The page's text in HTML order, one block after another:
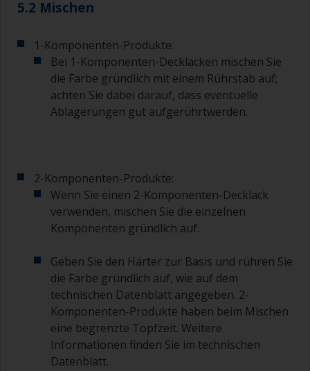
für den Decklack verwenden werden. Es können
sowohl Naturborsten als auch synthetische
Pinsel verwendet werden.
Um Pinselspuren zu reduzieren, halten Sie den
Pinsel in einem Winkel von 45 Grad zur
Verdünner in einen geeigneten Behälter, so dass
Sie ihn reinigen können, wenn die Farbe im
Pinsel anfängt anzuhärten.
Weitere nützliche Tipps:
Wenn beim Auftragen der Farbe Läufer
auftreten, dann ist die Farbe zu stark verdünnt
oder Sie tragen zu viel auf.
Vermeiden Sie es, Farbe direkt aus der Dose zu
verwenden, da dies zu Verunreinigungen und
vorzeitiger Alterung der Farbe durch
Lösungsmittelverdampfung führen kann. Geben
5.2 Mischen
1-Komponenten-Produkte:
Bei 1-Komponenten-Decklacken mischen Sie
die Farbe gründlich mit einem Rührstab auf;
achten Sie dabei darauf, dass eventuelle
Ablagerungen gut aufgerührtwerden.
2-Komponenten-Produkte:
Wenn Sie einen 2-Komponenten-Decklack
verwenden, mischen Sie die einzelnen
Komponenten gründlich auf.
Geben Sie den Härter zur Basis und rühren Sie
die Farbe gründlich auf, wie auf dem
technischen Datenblatt angegeben. 2-
Komponenten-Produkte haben beim Mischen
eine begrenzte Topfzeit. Weitere
Informationen finden Sie im technischen
Datenblatt.